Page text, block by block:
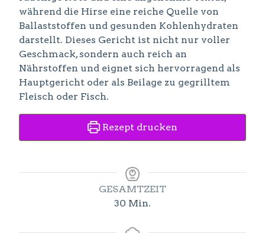
während die Hirse eine reiche Quelle von
Ballaststoffen und gesunden Kohlenhydraten
darstellt. Dieses Gericht ist nicht nur voller
Geschmack, sondern auch reich an
Nährstoffen und eignet sich hervorragend als
Hauptgericht oder als Beilage zu gegrilltem
Fleisch oder Fisch.
Rezept drucken
GESAMTZEIT
30 Minuten
Min.